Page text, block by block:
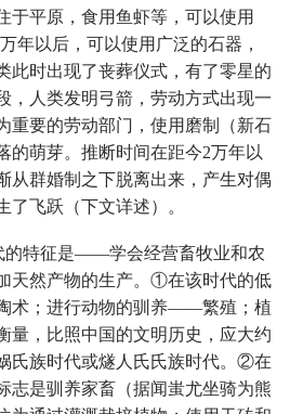
于平原，食用鱼虾等，可以使用
年以后，可以使用广泛的石器，
此时出现了丧葬仪式，有了零星的
人类发明弓箭，劳动方式出现一
重要的劳动部门，使用磨制（新石
的萌芽。推断时间在距今2万年以
从群婚制之下脱离出来，产生对偶
了飞跃（下文详述）。
的特征是——学会经营畜牧业和农
天然产物的生产。①在该时代的低
术；进行动物的驯养——繁殖；植
量，比照中国的文明历史，应大约
氏族时代或燧人氏氏族时代。②在
志是驯养家畜（据闻蚩尤坐骑为熊